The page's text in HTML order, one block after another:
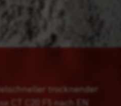
trocknender
CT C20 F5 nach EN